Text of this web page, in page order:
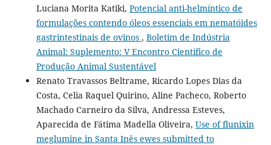
Luciana Morita Katiki, Potencial anti-helmíntico de
formulações contendo óleos essenciais em nematóides
gastrintestinais de ovinos , Boletim de Indústria
Animal: Suplemento: V Encontro Científico de
Produção Animal Sustentável
Renato Travassos Beltrame, Ricardo Lopes Dias da
Costa, Celia Raquel Quirino, Aline Pacheco, Roberto
Machado Carneiro da Silva, Andressa Esteves,
Aparecida de Fátima Madella Oliveira, Use of flunixin
meglumine in Santa Inês ewes submitted to